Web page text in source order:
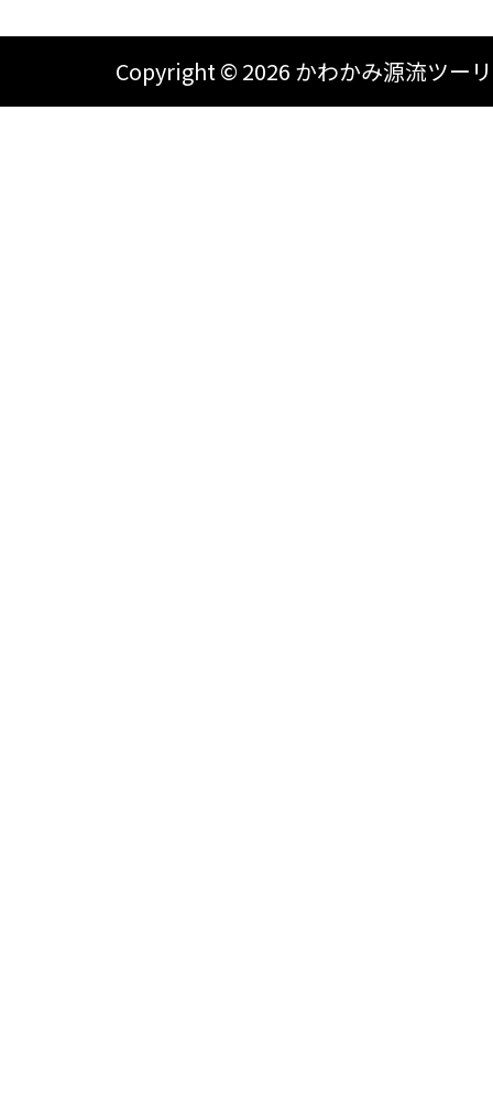
Copyright © 2026 かわかみ源流ツー